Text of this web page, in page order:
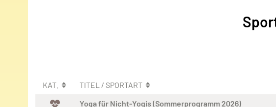
KAT. TITEL / SPORTART
Yoga für Nicht-Yogis (Sommerprogramm 2026)